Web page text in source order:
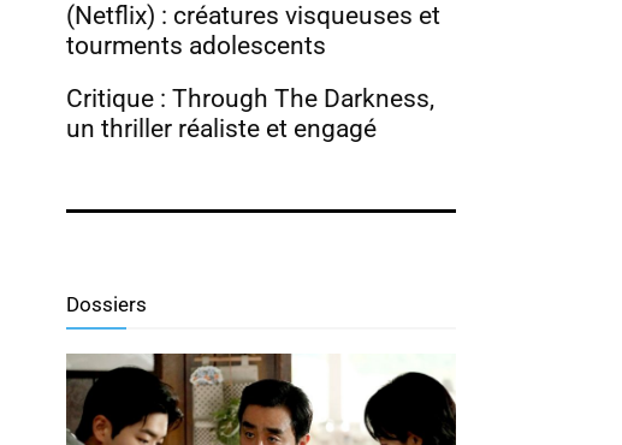
(Netflix) : créatures visqueuses et
tourments adolescents
Critique : Through The Darkness,
un thriller réaliste et engagé
Dossiers